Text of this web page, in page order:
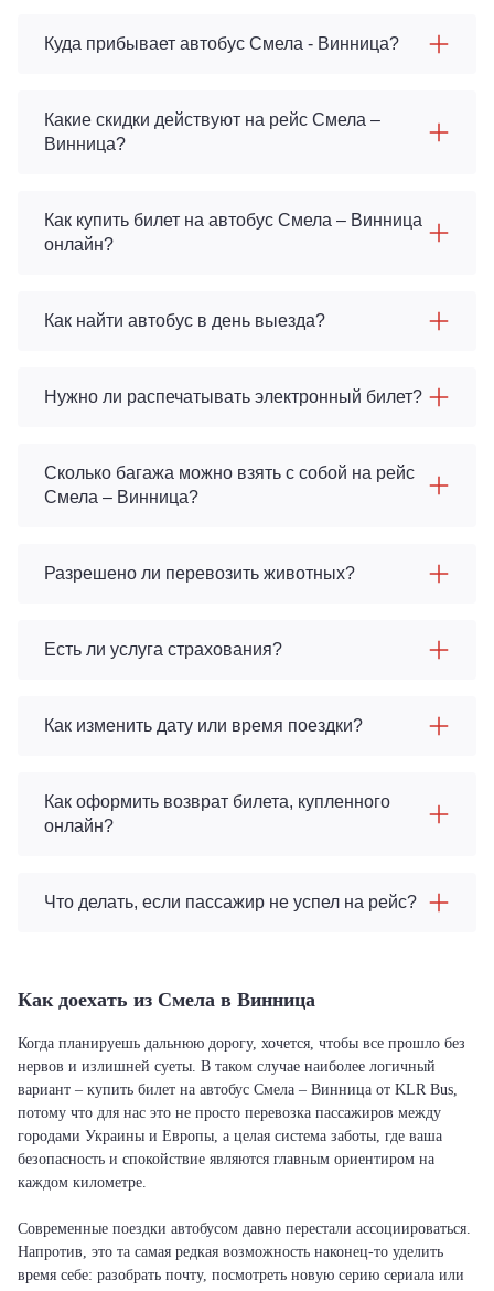
Куда прибывает автобус Смела - Винница?
Какие скидки действуют на рейс Смела –
Винница?
Как купить билет на автобус Смела – Винница
онлайн?
Как найти автобус в день выезда?
Нужно ли распечатывать электронный билет?
Сколько багажа можно взять с собой на рейс
Смела – Винница?
Разрешено ли перевозить животных?
Есть ли услуга страхования?
Как изменить дату или время поездки?
Как оформить возврат билета, купленного
онлайн?
Что делать, если пассажир не успел на рейс?
Как доехать из Смела в Винница
Когда планируешь дальнюю дорогу, хочется, чтобы все прошло без
нервов и излишней суеты. В таком случае наиболее логичный
вариант – купить билет на автобус Смела – Винница от KLR Bus,
потому что для нас это не просто перевозка пассажиров между
городами Украины и Европы, а целая система заботы, где ваша
безопасность и спокойствие являются главным ориентиром на
каждом километре.
Современные поездки автобусом давно перестали ассоциироваться.
Напротив, это та самая редкая возможность наконец-то уделить
время себе: разобрать почту, посмотреть новую серию сериала или